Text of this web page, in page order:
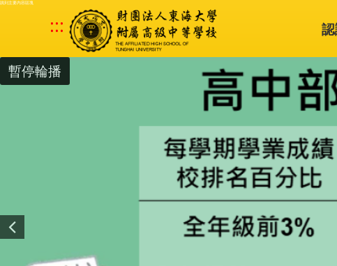
跳到主要內容區塊
:::
暫停輪播